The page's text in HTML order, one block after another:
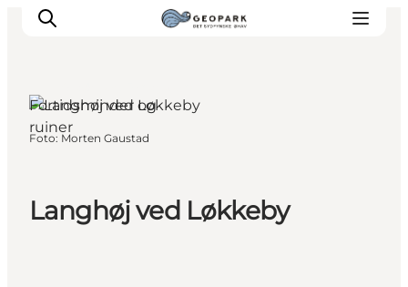
Langhøj ved Løkkeby
Fortidsminder og
ruiner
Foto: Morten Gaustad